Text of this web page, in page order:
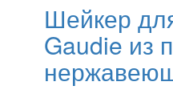
Шейкер
Gaudie из